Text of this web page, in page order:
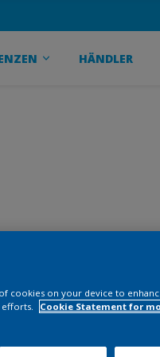
HÄNDLER
cookies on your device to
efforts.
Cookie Statement for